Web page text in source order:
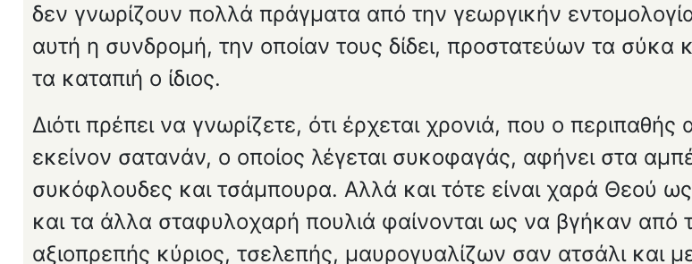
δεν γνωρίζουν πολλά πράγ­ματα από την γεωργικήν
αυτή η συνδρομή, την οποίαν τους δίδει, προστατεύων τα σύκα
τα καταπιή ο ίδιος.
Διότι πρέπει να γνωρίζετε, ότι έρχεται χρονιά, που ο
εκεί­νον σατανάν, ο οποίος λέγεται συκοφαγάς, αφήνει στα
συκόφλουδες και τσάμπουρα. Αλλά και τότε είναι χαρά Θεού
και τα άλλα σταφυλοχαρή πουλιά φαίνονται ως να βγήκαν από
αξιοπρεπής κύριος, τσελε­πής, μαυρογυαλίζων σαν ατσάλι και